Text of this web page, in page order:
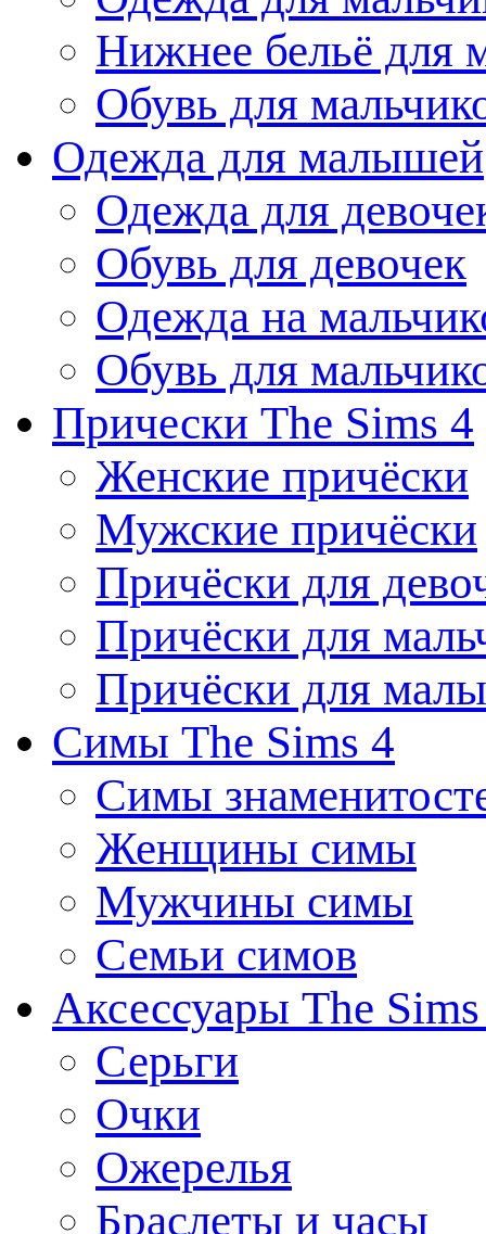
Нижнее бельё для
Обувь для
Одежда для малышей
Одежда для
Обувь для девочек
Одежда на
Обувь для
Прически The Sims 4
Женские причёски
Мужские причёски
Причёски для
Причёски для
Причёски для
Симы The Sims 4
Симы
Женщины симы
Мужчины симы
Семьи симов
Аксессуары The
Серьги
Очки
Ожерелья
Браслеты и часы